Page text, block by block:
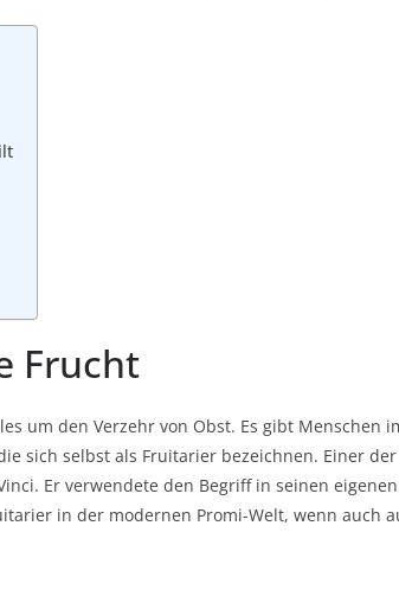
Frucht
um den Verzehr von Obst. Es gibt Menschen
sich selbst als Fruitarier bezeichnen. Einer der
Er verwendete den Begriff in seinen eigenen
in der modernen Promi-Welt, wenn auch